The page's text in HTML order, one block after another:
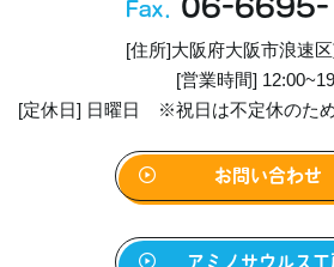
Fax. 06-
[住所]大阪府大阪市浪速
[営業時間]
[定休日] 日曜日 ※祝日は不定休のた
お問い合わせ
アミノサウルス工